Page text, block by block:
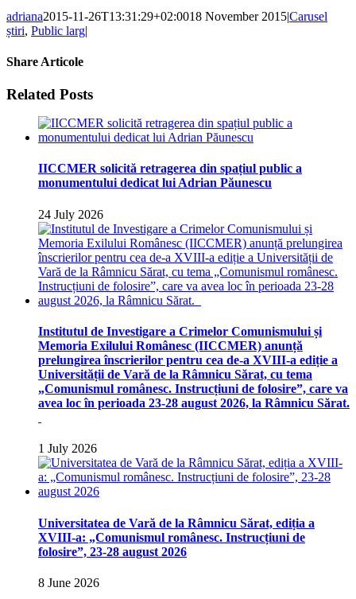
adriana2015-11-26T13:31:29+02:0018 November 2015|Carusel
știri, Public larg|
Share Articole
Facebook
Twitter
Related Posts
IICCMER solicită retragerea din spațiul public a
monumentului dedicat lui Adrian Păunescu
24 July 2026
Institutul de Investigare a Crimelor Comunismului și
Memoria Exilului Românesc (IICCMER) anunță
prelungirea înscrierilor pentru cea de-a XVIII-a ediție a
Universității de Vară de la Râmnicu Sărat, cu tema
„Comunismul românesc. Instrucțiuni de folosire”, care va
avea loc în perioada 23-28 august 2026, la Râmnicu Sărat.
1 July 2026
Universitatea de Vară de la Râmnicu Sărat, ediția a
XVIII-a: „Comunismul românesc. Instrucțiuni de
folosire”, 23-28 august 2026
8 June 2026